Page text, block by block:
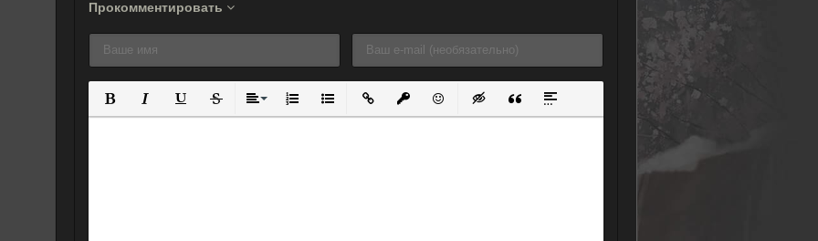
Прокомментировать
Полужирный
КурсивПодчеркнутый
ЗачеркнутыйВыравнивание
Нумерованный список
Маркированный список
Вставить ссылку
Вставить защищенную ссылку
Вставить смайлик
Вставка скрытого текста
Вставка цитаты
Вставка спойлера